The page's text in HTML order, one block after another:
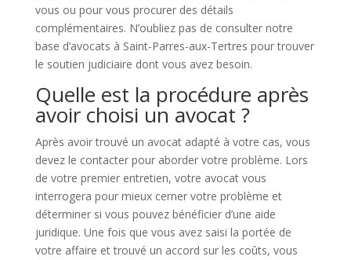
vous ou pour vous procurer des détails
complémentaires. N’oubliez pas de consulter notre
base d’avocats à Saint-Parres-aux-Tertres pour trouver
le soutien judiciaire dont vous avez besoin.
Quelle est la procédure après
avoir choisi un avocat ?
Après avoir trouvé un avocat adapté à votre cas, vous
devez le contacter pour aborder votre problème. Lors
de votre premier entretien, votre avocat vous
interrogera pour mieux cerner votre problème et
déterminer si vous pouvez bénéficier d’une aide
juridique. Une fois que vous avez saisi la portée de
votre affaire et trouvé un accord sur les coûts, vous